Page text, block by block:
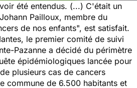
été entendus. (...) C'était un
Pailloux, membre du
de nos enfants", est satisfait.
le premier comité de suivi
Pazanne a décidé du périmètre
épidémiologiques lancée pour
plusieurs cas de cancers
commune de 6.500 habitants et